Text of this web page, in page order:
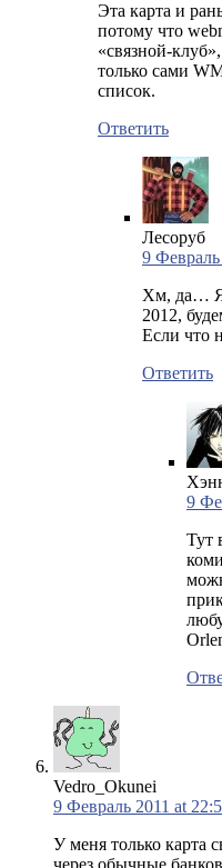
Эта карта и
потому что
«связной-
только сами
список.
Ответить
Лесоруб
9
Хм, да… Я
2012,
Если что
Ответить
9
Тут
Vedro_Okunei
9 Февраль 2011 at
У меня только карта